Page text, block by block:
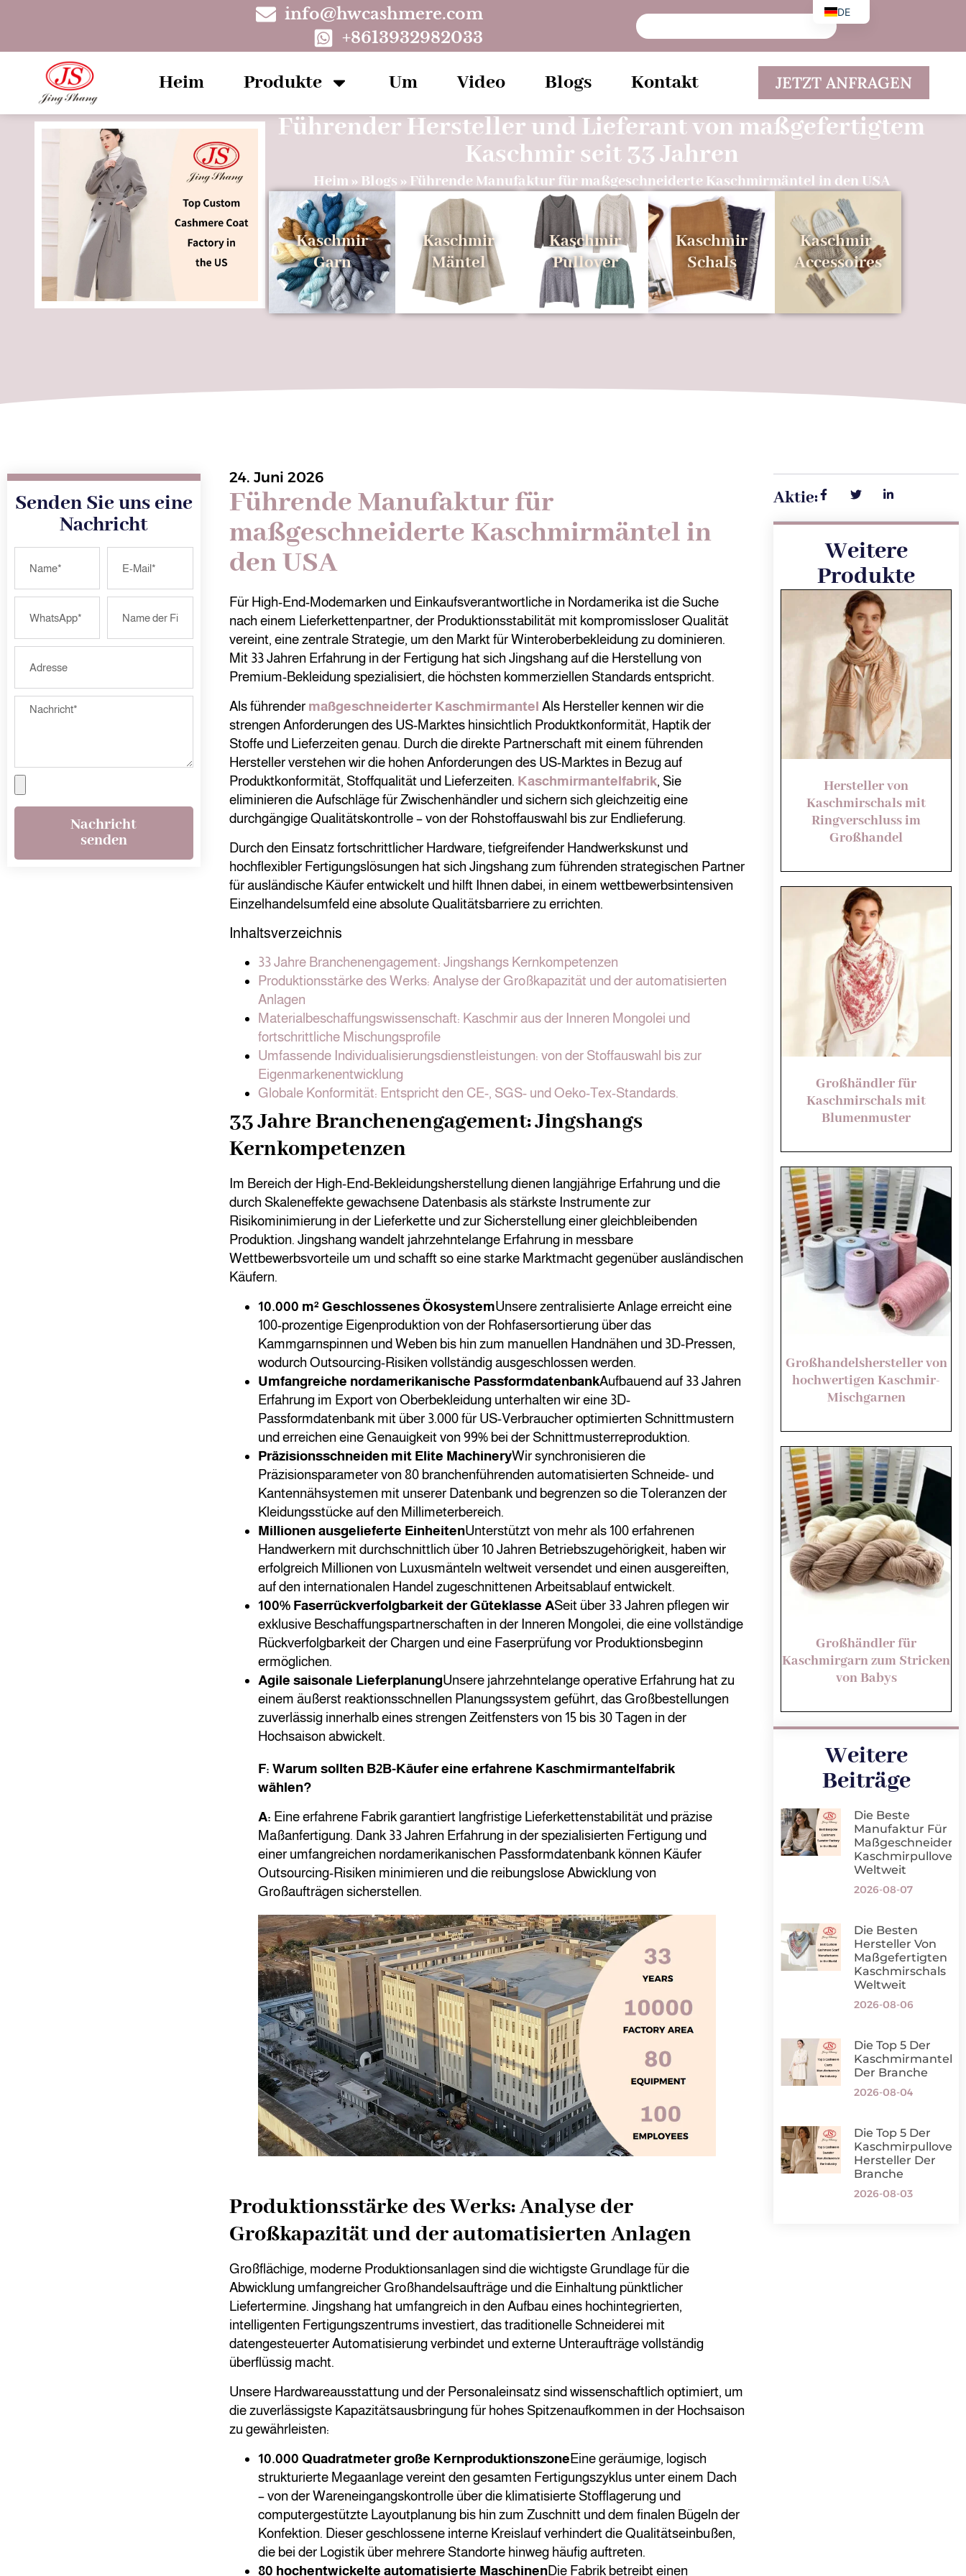
info@hwcashmere.com
+8613932982033
Heim Produkte Um Video Blogs Kontakt JETZT ANFRAGEN
Führender Hersteller und Lieferant von maßgefertigtem
Kaschmir seit 33 Jahren
Heim » Blogs » Führende Manufaktur für maßgeschneiderte Kaschmirmäntel in den USA
Kaschmir
Garn
Kaschmir
Mäntel
Kaschmir
Pullover
Kaschmir
Schals
Kaschmir-
Accessoires
Senden Sie uns eine
Nachricht
Nachricht
senden
24. Juni 2026
Führende Manufaktur für
maßgeschneiderte Kaschmirmäntel in
den USA
Für High-End-Modemarken und Einkaufsverantwortliche in Nordamerika ist die Suche
nach einem Lieferkettenpartner, der Produktionsstabilität mit kompromissloser Qualität
vereint, eine zentrale Strategie, um den Markt für Winteroberbekleidung zu dominieren.
Mit 33 Jahren Erfahrung in der Fertigung hat sich Jingshang auf die Herstellung von
Premium-Bekleidung spezialisiert, die höchsten kommerziellen Standards entspricht.
Als führender maßgeschneiderter Kaschmirmantel Als Hersteller kennen wir die
strengen Anforderungen des US-Marktes hinsichtlich Produktkonformität, Haptik der
Stoffe und Lieferzeiten genau. Durch die direkte Partnerschaft mit einem führenden
Hersteller verstehen wir die hohen Anforderungen des US-Marktes in Bezug auf
Produktkonformität, Stoffqualität und Lieferzeiten. Kaschmirmantelfabrik, Sie
eliminieren die Aufschläge für Zwischenhändler und sichern sich gleichzeitig eine
durchgängige Qualitätskontrolle – von der Rohstoffauswahl bis zur Endlieferung.
Durch den Einsatz fortschrittlicher Hardware, tiefgreifender Handwerkskunst und
hochflexibler Fertigungslösungen hat sich Jingshang zum führenden strategischen Partner
für ausländische Käufer entwickelt und hilft Ihnen dabei, in einem wettbewerbsintensiven
Einzelhandelsumfeld eine absolute Qualitätsbarriere zu errichten.
Inhaltsverzeichnis
33 Jahre Branchenengagement: Jingshangs Kernkompetenzen
Produktionsstärke des Werks: Analyse der Großkapazität und der automatisierten
Anlagen
Materialbeschaffungswissenschaft: Kaschmir aus der Inneren Mongolei und
fortschrittliche Mischungsprofile
Umfassende Individualisierungsdienstleistungen: von der Stoffauswahl bis zur
Eigenmarkenentwicklung
Globale Konformität: Entspricht den CE-, SGS- und Oeko-Tex-Standards.
33 Jahre Branchenengagement: Jingshangs
Kernkompetenzen
Im Bereich der High-End-Bekleidungsherstellung dienen langjährige Erfahrung und die
durch Skaleneffekte gewachsene Datenbasis als stärkste Instrumente zur
Risikominimierung in der Lieferkette und zur Sicherstellung einer gleichbleibenden
Produktion. Jingshang wandelt jahrzehntelange Erfahrung in messbare
Wettbewerbsvorteile um und schafft so eine starke Marktmacht gegenüber ausländischen
Käufern.
10.000 m² Geschlossenes ÖkosystemUnsere zentralisierte Anlage erreicht eine
100-prozentige Eigenproduktion von der Rohfasersortierung über das
Kammgarnspinnen und Weben bis hin zum manuellen Handnähen und 3D-Pressen,
wodurch Outsourcing-Risiken vollständig ausgeschlossen werden.
Umfangreiche nordamerikanische PassformdatenbankAufbauend auf 33 Jahren
Erfahrung im Export von Oberbekleidung unterhalten wir eine 3D-
Passformdatenbank mit über 3.000 für US-Verbraucher optimierten Schnittmustern
und erreichen eine Genauigkeit von 99% bei der Schnittmusterreproduktion.
Präzisionsschneiden mit Elite MachineryWir synchronisieren die
Präzisionsparameter von 80 branchenführenden automatisierten Schneide- und
Kantennähsystemen mit unserer Datenbank und begrenzen so die Toleranzen der
Kleidungsstücke auf den Millimeterbereich.
Millionen ausgelieferte EinheitenUnterstützt von mehr als 100 erfahrenen
Handwerkern mit durchschnittlich über 10 Jahren Betriebszugehörigkeit, haben wir
erfolgreich Millionen von Luxusmänteln weltweit versendet und einen ausgereiften,
auf den internationalen Handel zugeschnittenen Arbeitsablauf entwickelt.
100% Faserrückverfolgbarkeit der Güteklasse ASeit über 33 Jahren pflegen wir
exklusive Beschaffungspartnerschaften in der Inneren Mongolei, die eine vollständige
Rückverfolgbarkeit der Chargen und eine Faserprüfung vor Produktionsbeginn
ermöglichen.
Agile saisonale LieferplanungUnsere jahrzehntelange operative Erfahrung hat zu
einem äußerst reaktionsschnellen Planungssystem geführt, das Großbestellungen
zuverlässig innerhalb eines strengen Zeitfensters von 15 bis 30 Tagen in der
Hochsaison abwickelt.
F: Warum sollten B2B-Käufer eine erfahrene Kaschmirmantelfabrik
wählen?
A: Eine erfahrene Fabrik garantiert langfristige Lieferkettenstabilität und präzise
Maßanfertigung. Dank 33 Jahren Erfahrung in der spezialisierten Fertigung und
einer umfangreichen nordamerikanischen Passformdatenbank können Käufer
Outsourcing-Risiken minimieren und die reibungslose Abwicklung von
Großaufträgen sicherstellen.
Produktionsstärke des Werks: Analyse der
Großkapazität und der automatisierten Anlagen
Großflächige, moderne Produktionsanlagen sind die wichtigste Grundlage für die
Abwicklung umfangreicher Großhandelsaufträge und die Einhaltung pünktlicher
Liefertermine. Jingshang hat umfangreich in den Aufbau eines hochintegrierten,
intelligenten Fertigungszentrums investiert, das traditionelle Schneiderei mit
datengesteuerter Automatisierung verbindet und externe Unteraufträge vollständig
überflüssig macht.
Unsere Hardwareausstattung und der Personaleinsatz sind wissenschaftlich optimiert, um
die zuverlässigste Kapazitätsausbringung für hohes Spitzenaufkommen in der Hochsaison
zu gewährleisten:
10.000 Quadratmeter große KernproduktionszoneEine geräumige, logisch
strukturierte Megaanlage vereint den gesamten Fertigungszyklus unter einem Dach
– von der Wareneingangskontrolle über die klimatisierte Stofflagerung und
computergestützte Layoutplanung bis hin zum Zuschnitt und dem finalen Bügeln der
Konfektion. Dieser geschlossene interne Kreislauf verhindert die Qualitätseinbußen,
die bei der Logistik über mehrere Standorte hinweg häufig auftreten.
80 hochentwickelte automatisierte MaschinenDie Fabrik betreibt einen
Aktie:
Weitere
Produkte
Hersteller von
Kaschmirschals mit
Ringverschluss im
Großhandel
Großhändler für
Kaschmirschals mit
Blumenmuster
Großhandelshersteller von
hochwertigen Kaschmir-
Mischgarnen
Großhändler für
Kaschmirgarn zum Stricken
von Babys
Weitere
Beiträge
Die Beste
Manufaktur Für
Maßgeschneiderte
Kaschmirpullover
Weltweit
2026-08-07
Die Besten
Hersteller Von
Maßgefertigten
Kaschmirschals
Weltweit
2026-08-06
Die Top 5 Der
Der Branche
2026-08-04
Die Top 5 Der
Kaschmirpullover-
Hersteller Der
Branche
2026-08-03
DE